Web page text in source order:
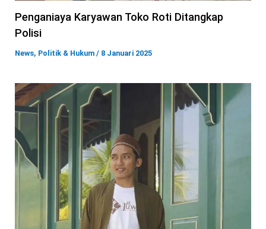
Penganiaya Karyawan Toko Roti Ditangkap
Polisi
News, Politik & Hukum / 8 Januari 2025